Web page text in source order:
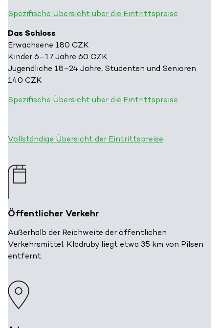
Spezifische Übersicht über die Eintrittspreise
Das Schloss
Erwachsene 180 CZK
Kinder 6–17 Jahre 60 CZK
Jugendliche 18–24 Jahre, Studenten und Senioren
140 CZK
Spezifische Übersicht über die Eintrittspreise
Vollständige Übersicht der Eintrittspreise
Öffentlicher Verkehr
Außerhalb der Reichweite der öffentlichen
Verkehrsmittel. Kladruby liegt etwa 35 km von Pilsen
entfernt.